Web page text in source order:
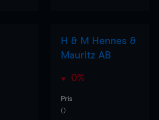
H & M Hennes &
Mauritz AB
0%
Pris
0